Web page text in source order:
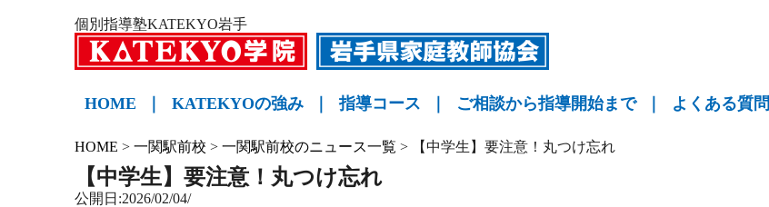
個別指導塾KATEKYO岩手
HOME KATEKYOの強み 指導コース
小学生指導
中学生指導
高校生指導
KATEKYO予備校
ご相談から指導開始まで よくある質問
HOME > 一関駅前校 > 一関駅前校のニュース一覧 > 【中学生】要注意！丸つけ忘れ
【中学生】要注意！丸つけ忘れ
公開日:2026/02/04/